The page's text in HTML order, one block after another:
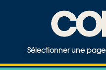
Sélectionner une page